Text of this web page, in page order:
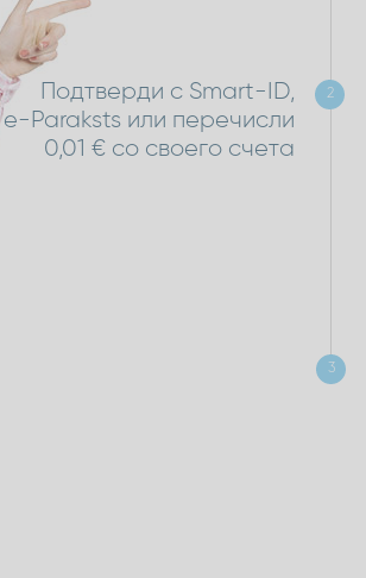
2
Подтверди с Smart-ID,
e-Paraksts или перечисли
0,01 € со своего счета
3